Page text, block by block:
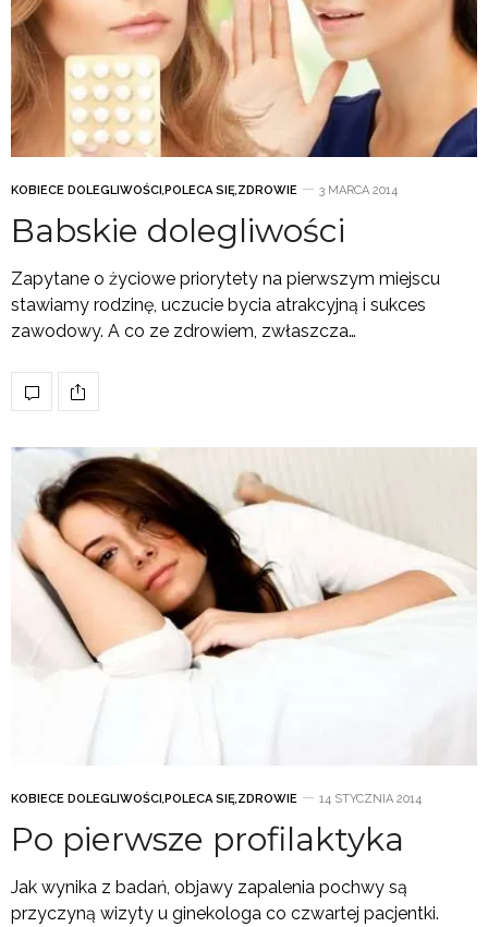
KOBIECE DOLEGLIWOŚCI ,POLECA SIĘ,ZDROWIE 3 MARCA 2014
Babskie dolegliwości
Zapytane o życiowe priorytety na pierwszym miejscu
stawiamy rodzinę, uczucie bycia atrakcyjną i sukces
zawodowy. A co ze zdrowiem, zwłaszcza…
KOBIECE DOLEGLIWOŚCI,POLECA SIĘ,ZDROWIE 14 STYCZNIA 2014
Po pierwsze profilaktyka
Jak wynika z badań, objawy zapalenia pochwy są
przyczyną wizyty u ginekologa co czwartej pacjentki.